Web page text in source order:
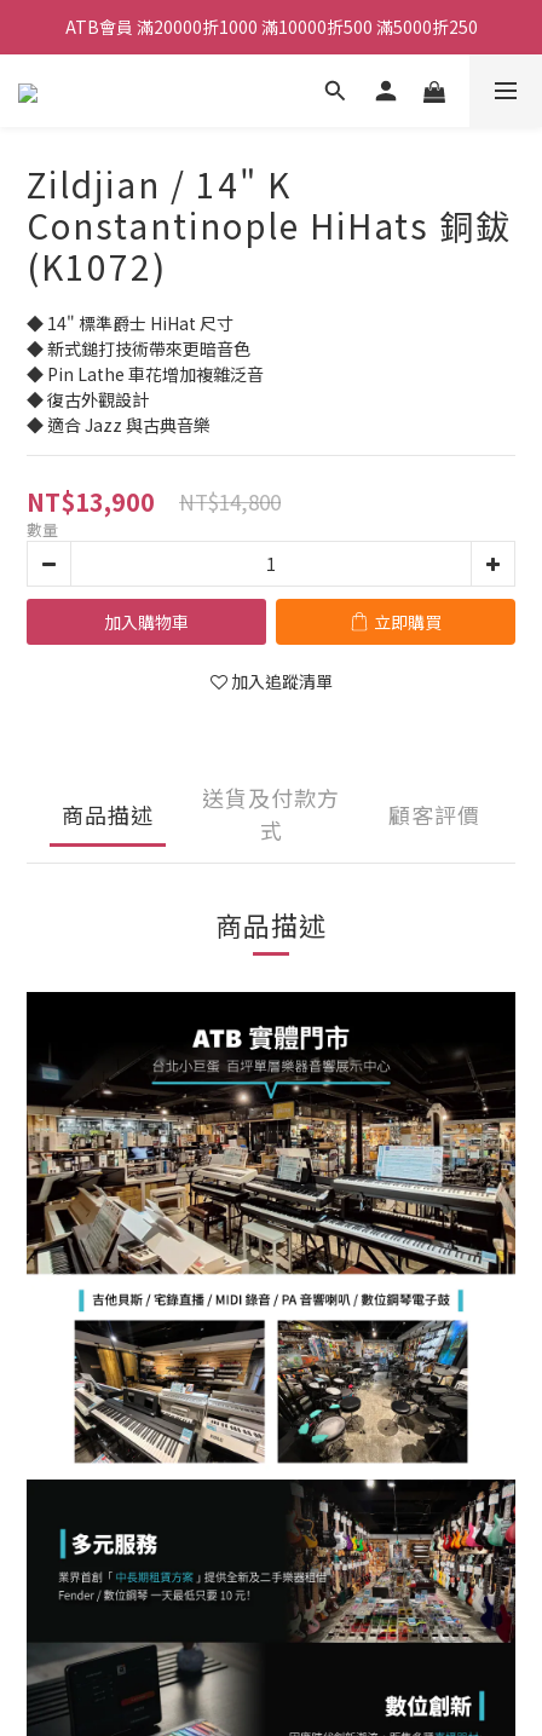
ATB會員 滿20000折1000 滿10000折500 滿5000折250
ATB會員 滿20000折1000 滿10000折500 滿5000折250
全館滿490元免運
ATB會員 滿20000折1000 滿10000折500 滿5000折250
Zildjian / 14" K
Constantinople HiHats 銅鈸
(K1072)
◆ 14" 標準爵士 HiHat 尺寸
◆ 新式鎚打技術帶來更暗音色
◆ Pin Lathe 車花增加複雜泛音
◆ 復古外觀設計
◆ 適合 Jazz 與古典音樂
NT$13,900 NT$14,800
數量
加入購物車 立即購買
加入追蹤清單
商品描述
送貨及付款方
式
顧客評價
商品描述